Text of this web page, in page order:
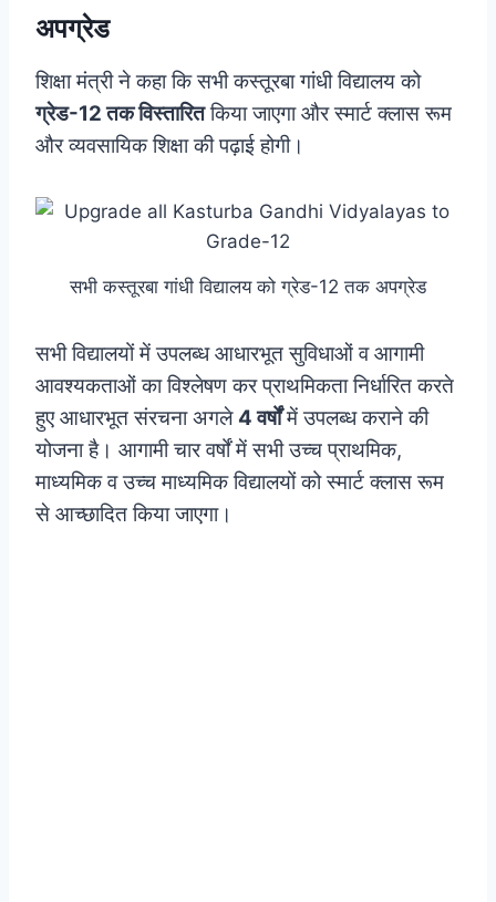
अपग्रेड
शिक्षा मंत्री ने कहा कि सभी कस्तूरबा गांधी विद्यालय को
ग्रेड-12 तक विस्तारितकिया जाएगा और स्मार्ट क्लास रूम
और व्यवसायिक शिक्षा की पढ़ाई होगी।
सभी कस्तूरबा गांधी विद्यालय को ग्रेड-12 तक अपग्रेड
सभी विद्यालयों में उपलब्ध आधारभूत सुविधाओं व आगामी
आवश्यकताओं का विश्लेषण कर प्राथमिकता निर्धारित करते
हुए आधारभूत संरचना अगले 4 वर्षोंमें उपलब्ध कराने की
योजना है। आगामी चार वर्षों में सभी उच्च प्राथमिक,
माध्यमिक व उच्च माध्यमिक विद्यालयों को स्मार्ट क्लास रूम
से आच्छादित किया जाएगा।